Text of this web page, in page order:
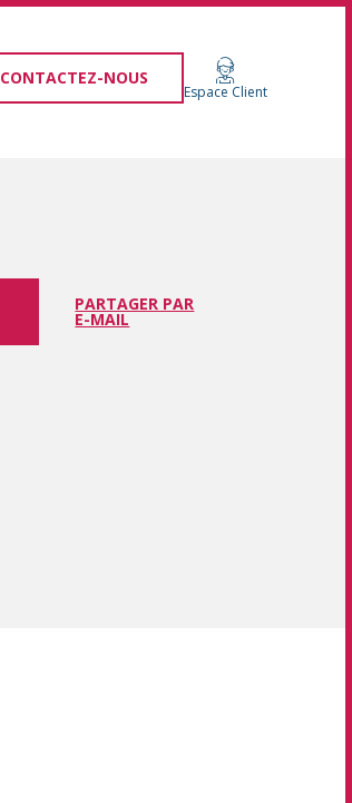
CONTACTEZ-NOUS
Espace Client
PARTAGER PAR
E-MAIL